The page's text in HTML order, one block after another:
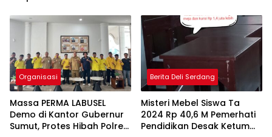
Pengusaha Lokal!
Sumut Desak Pengusutan
Hibah Rp25 Miliar
Organisasi
Massa PERMA LABUSEL
Demo di Kantor Gubernur
Sumut, Protes Hibah Polres
Berita Deli Serdang
Misteri Mebel Siswa Ta
2024 Rp 40,6 M Pemerhati
Pendidikan Desak Ketum